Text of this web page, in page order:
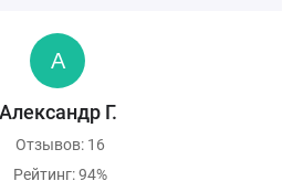
Александр Г.
Отзывов: 16
Рейтинг: 94%